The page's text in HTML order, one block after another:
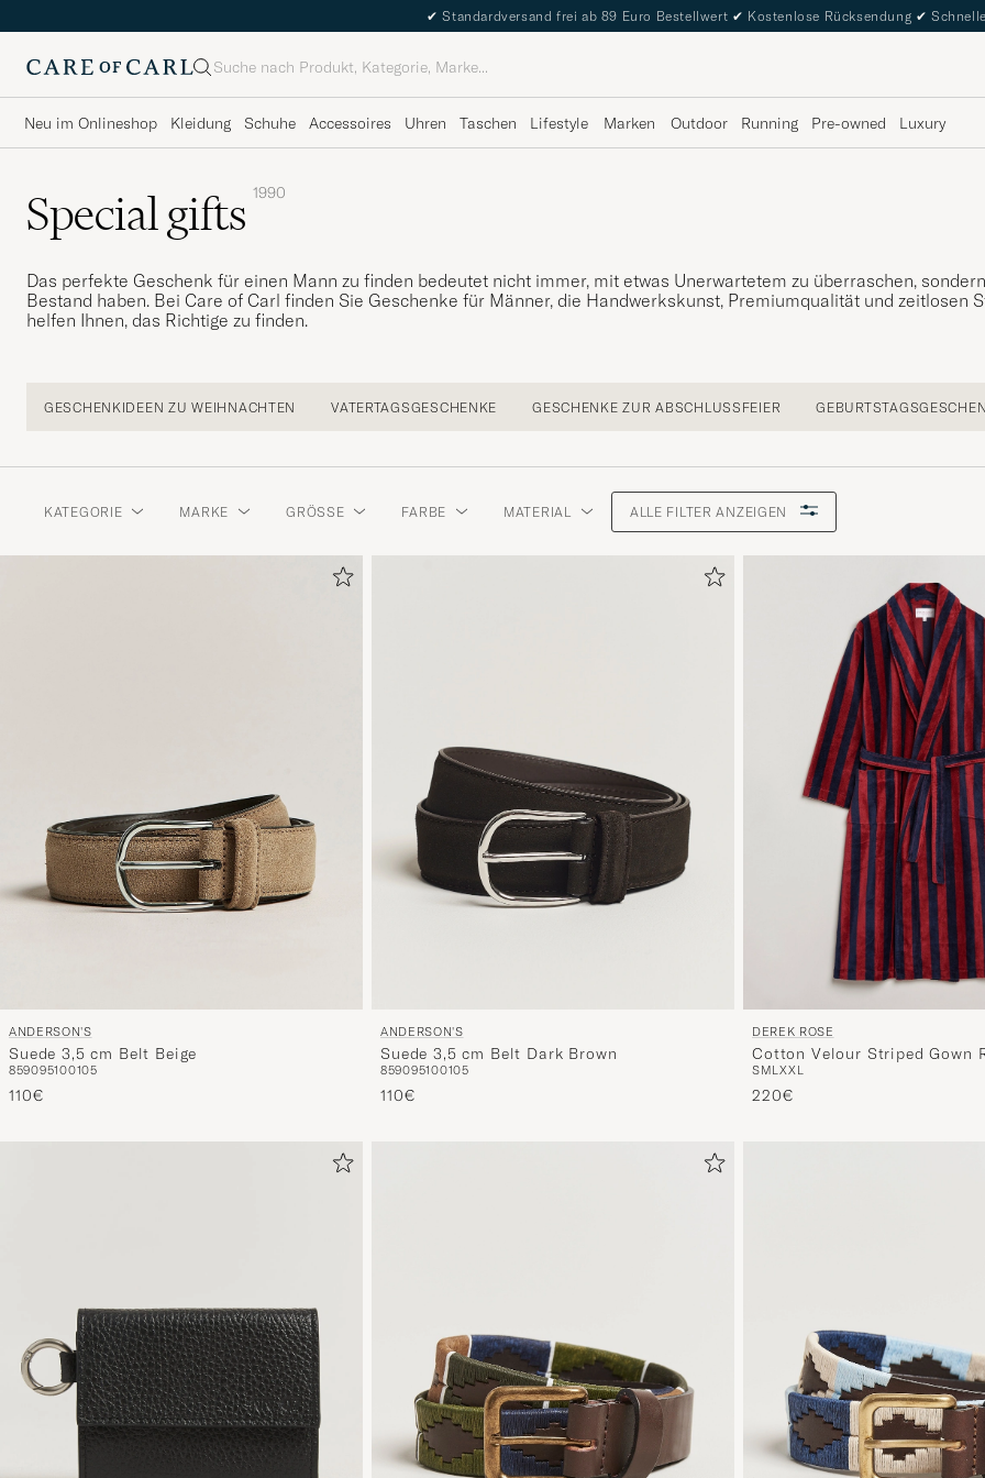
✔ Standardversand frei ab 89 Euro Bestellwert ✔ Kostenlose Rücksendung ✔
Suche
Neu im Onlineshop Kleidung Schuhe Accessoires Uhren Taschen Lifestyle Marken Outdoor Running Pre-owned Luxury
Special gifts 1990
Das perfekte Geschenk für einen Mann zu finden bedeutet nicht immer, mit etwas Unerwartetem zu überraschen,
Bestand haben. Bei Care of Carl finden Sie Geschenke für Männer, die Handwerkskunst, Premiumqualität und zeitlosen
helfen Ihnen, das Richtige zu finden.
GESCHENKIDEEN ZU WEIHNACHTEN VATERTAGSGESCHENKE GESCHENKE ZUR ABSCHLUSSFEIER
KATEGORIE MARKE GRÖSSE FARBE MATERIAL ALLE FILTER ANZEIGEN
ANDERSON'S
Suede 3,5 cm Belt Beige
859095100105
110€
ANDERSON'S
Suede 3,5 cm Belt Dark Brown
859095100105
110€
DEREK ROSE
Cotton Velour Striped Gown
SMLXXL
220€